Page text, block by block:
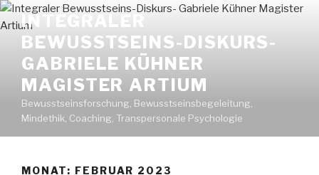
Zum
Inhalt
springen
INTEGRALER
BEWUSSTSEINS-DISKURS-
GABRIELE KÜHNER
MAGISTER ARTIUM
Bewusstseinsforschung, Bewusstseinsbegeleitung,
Mindethik, Coaching, Transpersonale Psychologie
MONAT: FEBRUAR 2023